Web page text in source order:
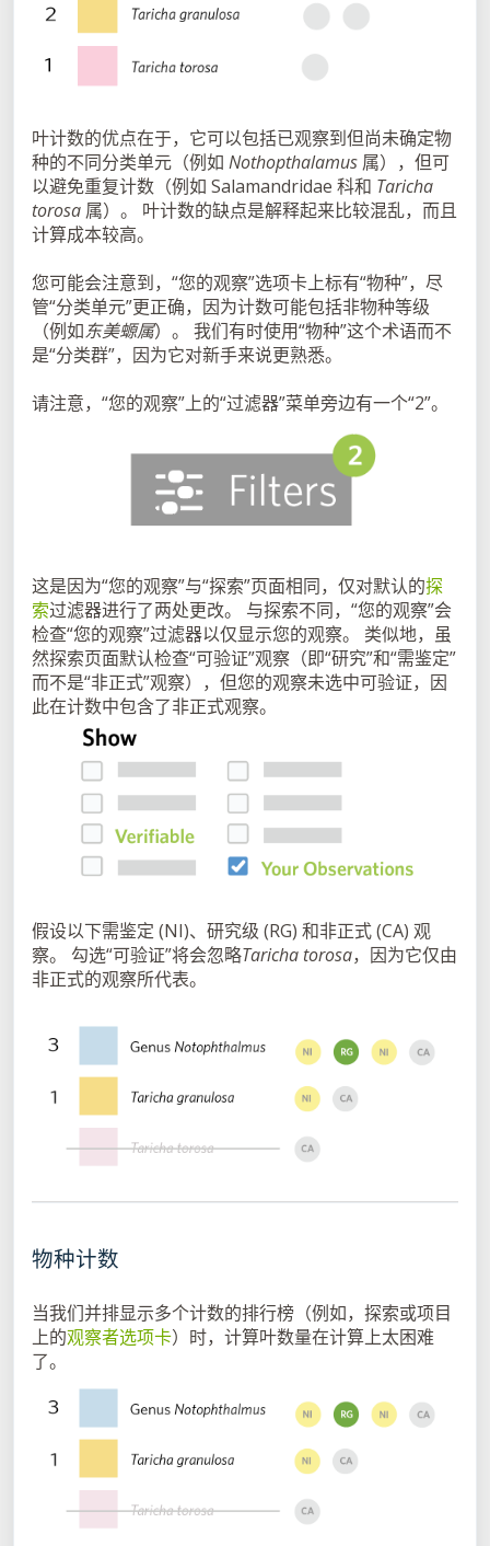
叶计数的优点在于，它可以包括已观察到但尚未确定物
种的不同分类单元（例如 Nothopthalamus 属），但可
以避免重复计数（例如 Salamandridae 科和 Taricha
torosa 属）。 叶计数的缺点是解释起来比较混乱，而且
计算成本较高。
您可能会注意到，“您的观察”选项卡上标有“物种”，尽
管“分类单元”更正确，因为计数可能包括非物种等级
（例如东美螈属）。 我们有时使用“物种”这个术语而不
是“分类群”，因为它对新手来说更熟悉。
请注意，“您的观察”上的“过滤器”菜单旁边有一个“2”。
这是因为“您的观察”与“探索”页面相同，仅对默认的探
索过滤器进行了两处更改。 与探索不同，“您的观察”会
检查“您的观察”过滤器以仅显示您的观察。 类似地，虽
然探索页面默认检查“可验证”观察（即“研究”和“需鉴定”
而不是“非正式”观察），但您的观察未选中可验证，因
此在计数中包含了非正式观察。
假设以下需鉴定 (NI)、研究级 (RG) 和非正式 (CA) 观
察。 勾选“可验证”将会忽略Taricha torosa，因为它仅由
非正式的观察所代表。
物种计数
当我们并排显示多个计数的排行榜（例如，探索或项目
上的观察者选项卡）时，计算叶数量在计算上太困难
了。